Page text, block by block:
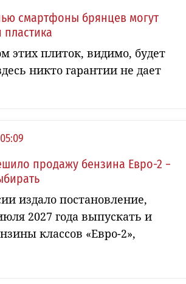
смартфоны брянцев могут
пластика
этих плиток, видимо, будет
никто гарантии не дает
05:09
продажу бензина Евро-2 −
издало постановление,
2027 года выпускать и
классов «Евро-2»,